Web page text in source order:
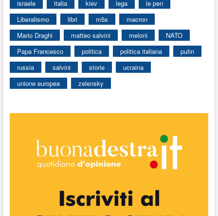
israele
italia kiev lega
le pen
Liberalismo
libri m5s
macron
Mario Draghi
matteo salvini meloni
NATO
Papa Francesco
politica politica italiana
putin
russia
salvini storie
ucraina
unione europea
zelensky